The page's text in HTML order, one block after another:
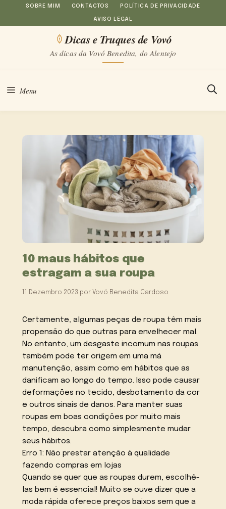
Saltar
para
conteúdo
SOBRE MIM CONTACTOS POLÍTICA DE PRIVACIDADE
AVISO LEGAL
Dicas e Truques de Vovó
As dicas da Vovó Benedita, do Alentejo
Menu
10 maus hábitos que
estragam a sua roupa
11 Dezembro 2023 por Vovó Benedita Cardoso
Certamente, algumas peças de roupa têm mais
propensão do que outras para envelhecer mal.
No entanto, um desgaste incomum nas roupas
também pode ter origem em uma má
manutenção, assim como em hábitos que as
danificam ao longo do tempo. Isso pode causar
deformações no tecido, desbotamento da cor
e outros sinais de danos. Para manter suas
roupas em boas condições por muito mais
tempo, descubra como simplesmente mudar
seus hábitos.
Erro 1: Não prestar atenção à qualidade
fazendo compras em lojas
Quando se quer que as roupas durem, escolhê-
las bem é essencial! Muito se ouve dizer que a
moda rápida oferece preços baixos sem que a